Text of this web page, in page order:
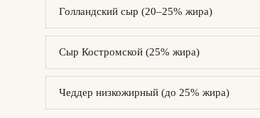
Голландский сыр (20–25% жира)
Сыр Костромской (25% жира)
Чеддер низкожирный (до 25% жира)